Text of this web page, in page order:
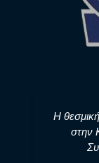
Η
στην